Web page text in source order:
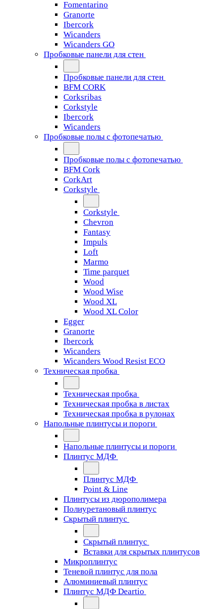
Fomentarino
Granorte
Ibercork
Wicanders
Wicanders GO
Пробковые панели для стен
Пробковые панели для стен
BFM CORK
Corksribas
Corkstyle
Ibercork
Wicanders
Пробковые полы с фотопечатью
Пробковые полы с фотопечатью
BFM Cork
CorkArt
Corkstyle
Corkstyle
Chevron
Fantasy
Impuls
Loft
Marmo
Time parquet
Wood
Wood Wise
Wood XL
Wood XL Color
Egger
Granorte
Ibercork
Wicanders
Wicanders Wood Resist ECO
Техническая пробка
Техническая пробка
Техническая пробка в листах
Техническая пробка в рулонах
Напольные плинтусы и пороги
Напольные плинтусы и пороги
Плинтус МДФ
Плинтус МДФ
Point & Line
Плинтусы из дюрополимера
Полиуретановый плинтус
Скрытый плинтус
Скрытый плинтус
Вставки для скрытых плинтусов
Микроплинтус
Теневой плинтус для пола
Алюминиевый плинтус
Плинтус МДФ Deartio